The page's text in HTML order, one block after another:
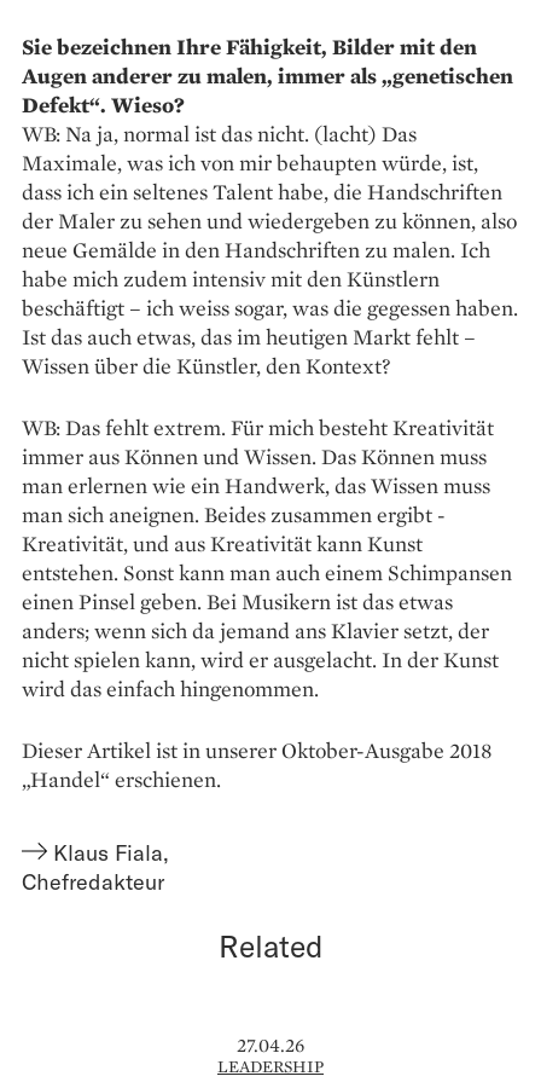
Sie bezeichnen Ihre Fähigkeit, Bilder mit den
Augen anderer zu malen, immer als „genetischen
Defekt“. Wieso?
WB: Na ja, normal ist das nicht. (lacht) Das
Maximale, was ich von mir behaupten würde, ist,
dass ich ein seltenes Talent habe, die Handschriften
der Maler zu sehen und wiedergeben zu können, also
neue Gemälde in den Handschriften zu malen. Ich
habe mich zudem intensiv mit den Künstlern
beschäftigt – ich weiss sogar, was die gegessen haben.
Ist das auch etwas, das im heutigen Markt fehlt –
Wissen über die Künstler, den Kontext?
WB: Das fehlt extrem. Für mich besteht Kreativität
immer aus Können und Wissen. Das Können muss
man erlernen wie ein Handwerk, das Wissen muss
man sich aneignen. Beides zusammen ergibt ­
Kreativität, und aus Kreativität kann Kunst
entstehen. Sonst kann man auch einem Schimpansen
einen Pinsel geben. Bei Musikern ist das etwas
anders; wenn sich da jemand ans Klavier setzt, der
nicht spielen kann, wird er ausgelacht. In der Kunst
wird das einfach hingenommen.
Dieser Artikel ist in unserer Oktober-Ausgabe 2018
„Handel“ erschienen.
Klaus Fiala,
Chefredakteur
Related
27.04.26
LEADERSHIP